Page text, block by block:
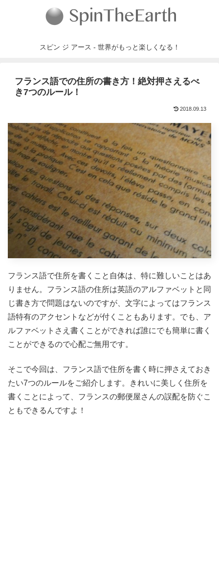
スピン ジ アース - 世界がもっと楽しくなる！
フランス語での住所の書き方！絶対押さえるべ
き7つのルール！
2018.09.13
フランス語で住所を書くこと自体は、特に難しいことはあ
りません。フランス語の住所は英語のアルファベットと同
じ書き方で問題はないのですが、文字によってはフランス
語特有のアクセントなどが付くこともあります。でも、ア
ルファベットさえ書くことができれば誰にでも簡単に書く
ことができるので心配ご無用です。
そこで今回は、フランス語で住所を書く時に押さえておき
たい7つのルールをご紹介します。きれいに美しく住所を
書くことによって、フランスの郵便屋さんの誤配を防ぐこ
ともできるんですよ！